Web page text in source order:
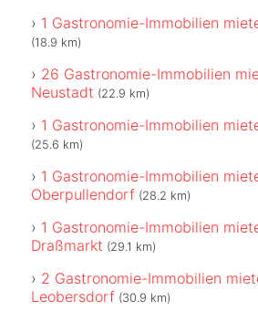
1 Gastronomie-Immobilien
(18.9 km)
26 Gastronomie-Immobilien
Neustadt (22.9 km)
1 Gastronomie-Immobilien
(25.6 km)
1 Gastronomie-Immobilien
Oberpullendorf (28.2 km)
1 Gastronomie-Immobilien
Draßmarkt (29.1 km)
2 Gastronomie-Immobilien
Leobersdorf (30.9 km)